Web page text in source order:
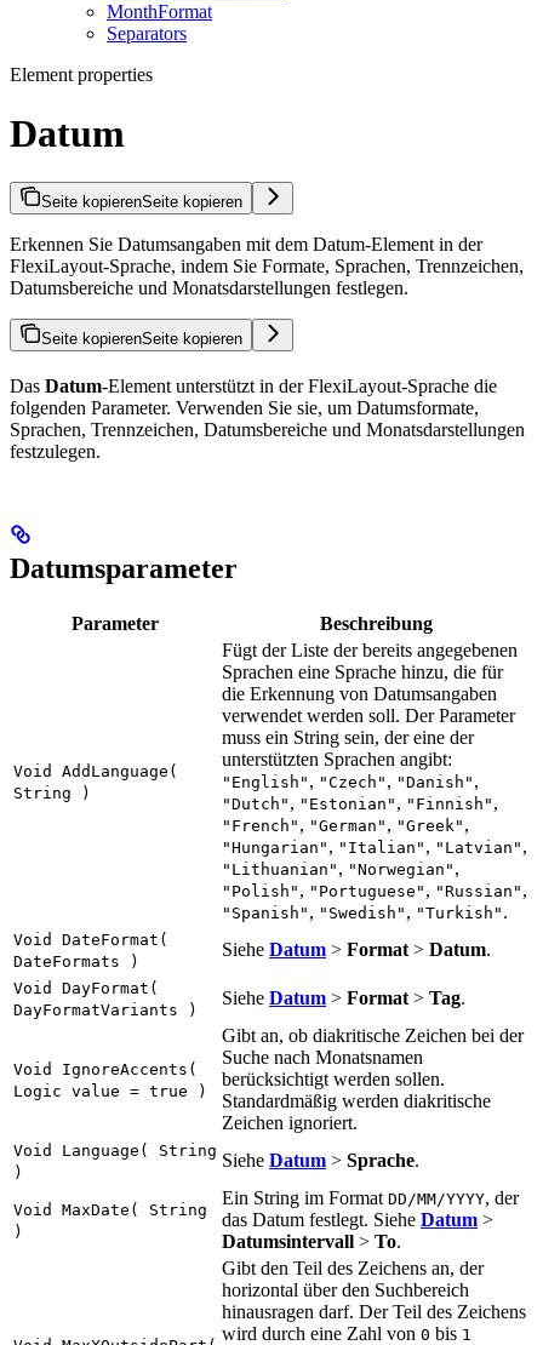
MonthFormat
Separators
Element properties
Datum
Seite kopierenSeite kopieren
Erkennen Sie Datumsangaben mit dem Datum-Element in der
FlexiLayout-Sprache, indem Sie Formate, Sprachen, Trennzeichen,
Datumsbereiche und Monatsdarstellungen festlegen.
Seite kopierenSeite kopieren
Das Datum-Element unterstützt in der FlexiLayout-Sprache die
folgenden Parameter. Verwenden Sie sie, um Datumsformate,
Sprachen, Trennzeichen, Datumsbereiche und Monatsdarstellungen
festzulegen.
Datumsparameter
Parameter Beschreibung
Void AddLanguage(
String )
Fügt der Liste der bereits angegebenen
Sprachen eine Sprache hinzu, die für
die Erkennung von Datumsangaben
verwendet werden soll. Der Parameter
muss ein String sein, der eine der
unterstützten Sprachen angibt:
"English" , "Czech" , "Danish" ,
"Dutch" , "Estonian" , "Finnish" ,
"French" , "German" , "Greek" ,
"Hungarian" , "Italian" , "Latvian" ,
"Lithuanian" , "Norwegian" ,
"Polish" , "Portuguese" , "Russian" ,
"Spanish" , "Swedish" , "Turkish" .
Void DateFormat(
DateFormats )
Siehe Datum > Format > Datum.
Void DayFormat(
DayFormatVariants )
Siehe Datum > Format > Tag.
Void IgnoreAccents(
Logic value = true )
Gibt an, ob diakritische Zeichen bei der
Suche nach Monatsnamen
berücksichtigt werden sollen.
Standardmäßig werden diakritische
Zeichen ignoriert.
Void Language( String
)
Siehe Datum > Sprache.
Void MaxDate( String
)
Ein String im Format DD/MM/YYYY, der
das Datum festlegt. Siehe Datum >
Datumsintervall > To.
Gibt den Teil des Zeichens an, der
horizontal über den Suchbereich
hinausragen darf. Der Teil des Zeichens
wird durch eine Zahl von 0 bis 1